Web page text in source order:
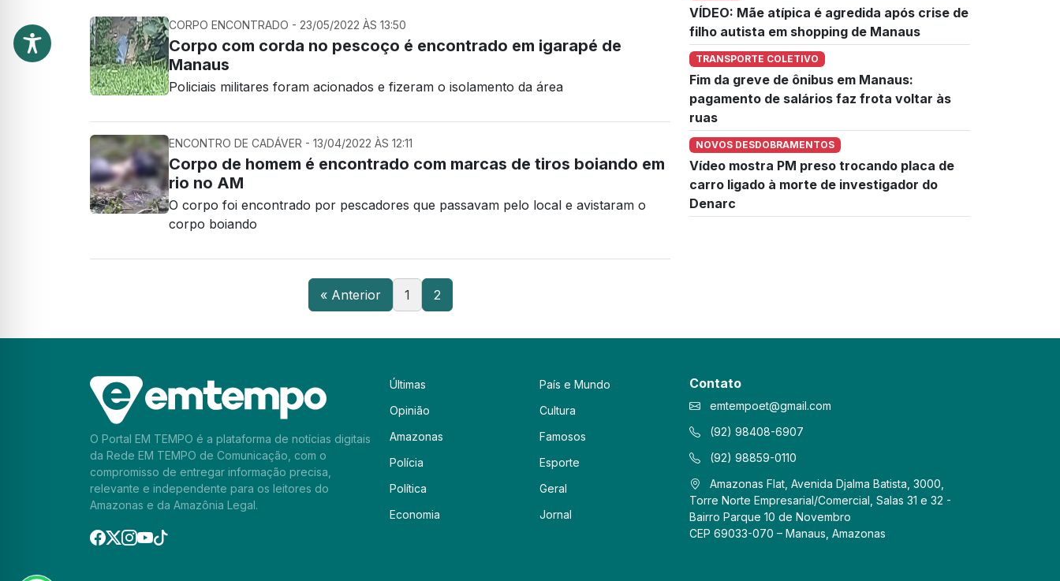
CORPO ENCONTRADO - 23/05/2022 ÀS 13:50
Corpo com corda no pescoço é encontrado em igarapé de
Manaus
Policiais militares foram acionados e fizeram o isolamento da área
ENCONTRO DE CADÁVER - 13/04/2022 ÀS 12:11
Corpo de homem é encontrado com marcas de tiros boiando em
rio no AM
O corpo foi encontrado por pescadores que passavam pelo local e avistaram o
corpo boiando
« Anterior 1 2
VÍDEO: Mãe atípica é agredida após crise de
filho autista em shopping de Manaus
TRANSPORTE COLETIVO
Fim da greve de ônibus em Manaus:
pagamento de salários faz frota voltar às
ruas
NOVOS DESDOBRAMENTOS
Vídeo mostra PM preso trocando placa de
carro ligado à morte de investigador do
Denarc
O Portal EM TEMPO é a plataforma de notícias digitais
da Rede EM TEMPO de Comunicação, com o
compromisso de entregar informação precisa,
relevante e independente para os leitores do
Amazonas e da Amazônia Legal.
Últimas
Opinião
Amazonas
Polícia
Política
Economia
País e Mundo
Cultura
Famosos
Esporte
Geral
Jornal
Contato
emtempoet@gmail.com
(92) 98408-6907
(92) 98859-0110
Amazonas Flat, Avenida Djalma Batista, 3000,
Torre Norte Empresarial/Comercial, Salas 31 e 32 -
Bairro Parque 10 de Novembro
CEP 69033-070 – Manaus, Amazonas